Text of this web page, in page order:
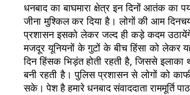
धनबाद का बाघमारा क्षेत्र इन दिनों आतंक का
जीना मुश्किल कर दिया है। लोगों की आम
प्रशासन इसको लेकर जल्द ही कड़े कदम
मजदूर यूनियनों के गुटों के बीच हिंसा को लेकर
दिन हिंसक भिड़ंत होती रहती है, जिससे
बनी रहती है। पुलिस प्रशासन से लोगों को
सके। पेश है हमारे धनबाद संवाददाता राममूर्ति